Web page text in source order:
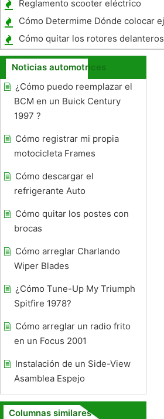
Reglamento scooter eléctrico
Cómo Determime Dónde colocar
remolque
Cómo quitar los rotores
Honda Accord 2003
Noticias automotrices
¿Cómo puedo reemplazar el
BCM en un Buick Century
1997 ?
Cómo registrar mi propia
motocicleta Frames
Cómo descargar el
refrigerante Auto
Cómo quitar los postes con
brocas
Cómo arreglar Charlando
Wiper Blades
¿Cómo Tune-Up My Triumph
Spitfire 1978?
Cómo arreglar un radio frito
en un Focus 2001
Instalación de un Side-View
Asamblea Espejo
Columnas similares